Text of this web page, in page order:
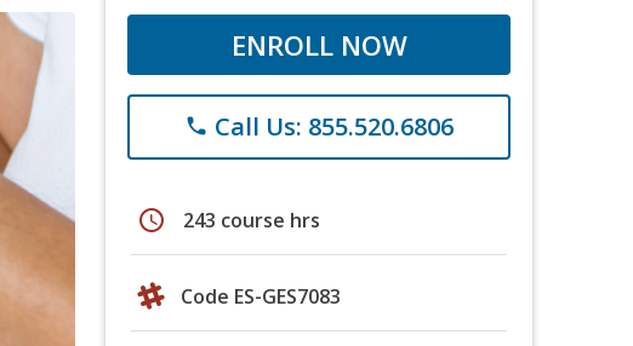
ENROLL NOW
phone Call Us: 855.520.6806
schedule 243 course hrs
Code ES-GES7083